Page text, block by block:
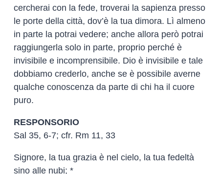
cercherai con la fede, troverai la sapienza presso
le porte della città, dov’è la tua dimora. Lì almeno
in parte la potrai vedere; anche allora però potrai
raggiungerla solo in parte, proprio perché è
invisibile e incomprensibile. Dio è invisibile e tale
dobbiamo crederlo, anche se è possibile averne
qualche conoscenza da parte di chi ha il cuore
puro.
RESPONSORIO
Sal 35, 6-7; cfr. Rm 11, 33
Signore, la tua grazia è nel cielo, la tua fedeltà
sino alle nubi; *